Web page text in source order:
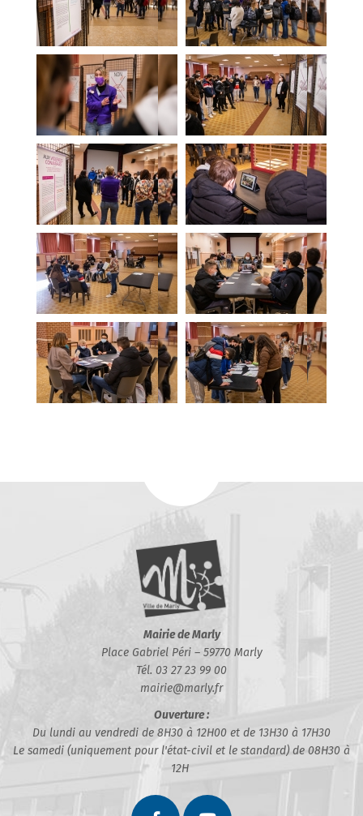
Mairie de Marly
Place Gabriel Péri – 59770 Marly
Tél. 03 27 23 99 00
mairie@marly.fr
Ouverture :
Du lundi au vendredi de 8H30 à 12H00 et de 13H30 à 17H30
Le samedi (uniquement pour l'état-civil et le standard) de 08H30 à
12H